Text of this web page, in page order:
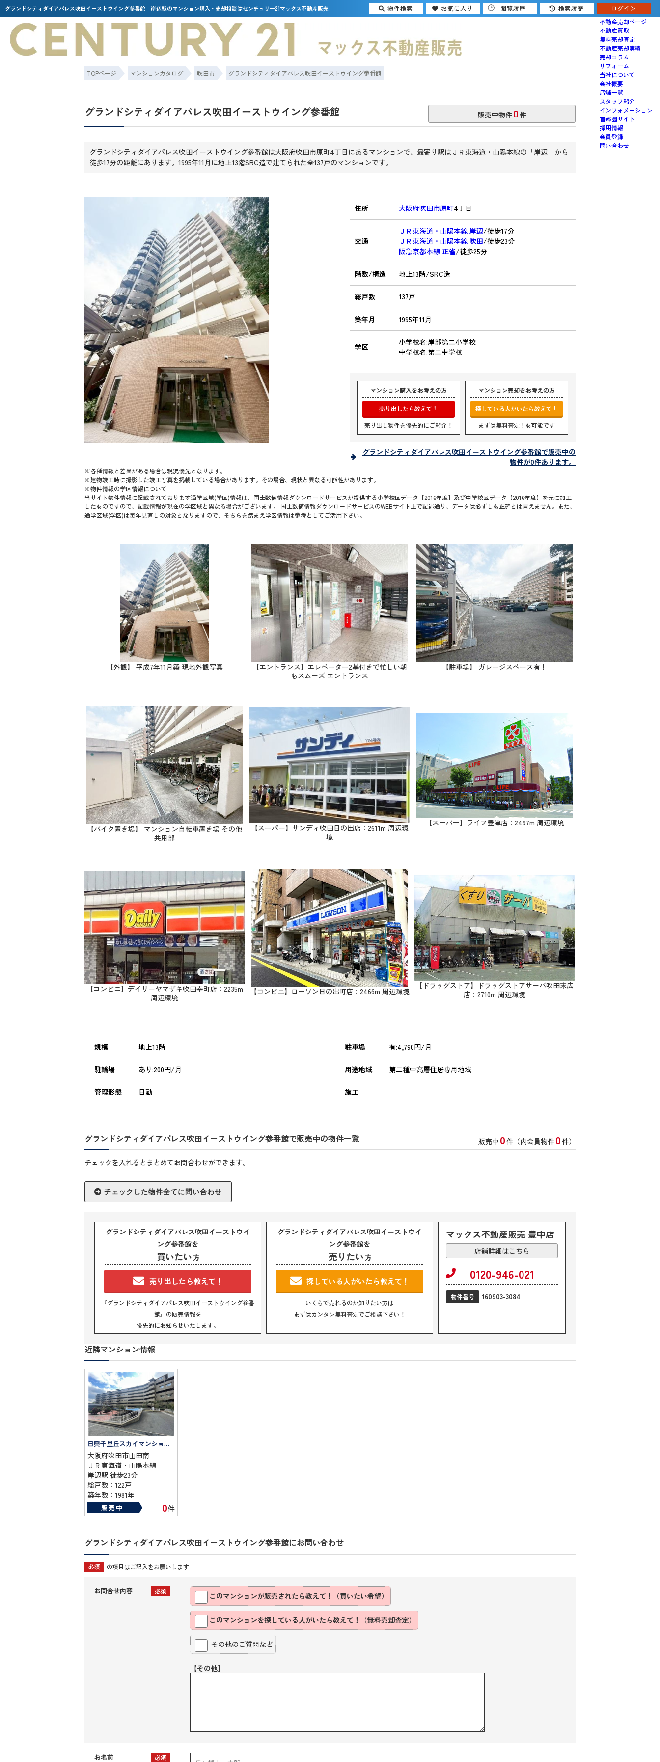
グランドシティダイアパレス吹田イーストウイング参番館｜岸辺駅のマンション購入・売却相談はセンチュリー21マックス不動産販売
売りたい
不動産売却ページ
不動産買取
無料売却査定
不動産売却実績
売却コラム
リフォーム
当社について
会社概要
店舗一覧
スタッフ紹介
インフォメーション
首都圏サイト
採用情報
会員登録
問い合わせ
TOPページ マンションカタログ 吹田市 グランドシティダイアパレス吹田イーストウイング参番館
グランドシティダイアパレス吹田イーストウイング参番館 販売中物件0件
グランドシティダイアパレス吹田イーストウイング参番館は大阪府吹田市原町4丁目にあるマンションで、最寄り駅はＪＲ東海道・山陽本線の「岸辺」から
徒歩17分の距離にあります。1995年11月に地上13階SRC造で建てられた全137戸のマンションです。
住所 大阪府吹田市原町4丁目
交通
ＪＲ東海道・山陽本線 岸辺/徒歩17分
ＪＲ東海道・山陽本線 吹田/徒歩23分
阪急京都本線 正雀/徒歩25分
階数/構造 地上13階/SRC造
総戸数 137戸
築年月 1995年11月
学区
小学校名:岸部第二小学校
中学校名:第二中学校
マンション購入をお考えの方
売り出したら教えて！
売り出し物件を優先的にご紹介！
マンション売却をお考えの方
探している人がいたら教えて！
まずは無料査定！も可能です
グランドシティダイアパレス吹田イーストウイング参番館で販売中の
物件が0件あります。
※各種情報と差異がある場合は現況優先となります。
※建物竣工時に撮影した竣工写真を掲載している場合があります。その場合、現状と異なる可能性があります。
※物件情報の学区情報について
当サイト物件情報に記載されております通学区域(学区)情報は、国土数値情報ダウンロードサービスが提供する小学校区データ【2016年度】及び中学校区データ【2016年度】を元に加工
したものですので、記載情報が現在の学区域と異なる場合がございます。 国土数値情報ダウンロードサービスのWEBサイト上で記述通り、データは必ずしも正確とは言えません。また、
通学区域(学区)は毎年見直しの対象となりますので、そちらを踏まえ学区情報は参考としてご活用下さい。
【外観】 平成7年11月築 現地外観写真
【エントランス】エレベーター2基付きで忙しい朝
もスムーズ エントランス
【駐車場】 ガレージスペース有！
【バイク置き場】 マンション自転車置き場 その他
共用部
【スーパー】サンディ吹田日の出店：2611m 周辺環
境
【スーパー】ライフ豊津店：2497m 周辺環境
【コンビニ】デイリーヤマザキ吹田幸町店：2235m
周辺環境
【コンビニ】ローソン日の出町店：2466m 周辺環境
【ドラッグストア】ドラッグストアサーバ吹田末広
店：2710m 周辺環境
規模 地上13階
駐輪場 あり:200円/月
管理形態 日勤
駐車場 有:4,790円/月
用途地域 第二種中高層住居専用地域
施工
グランドシティダイアパレス吹田イーストウイング参番館で販売中の物件一覧 販売中 0件（内会員物件0件）
チェックを入れるとまとめてお問合わせができます。
グランドシティダイアパレス吹田イーストウイ
ング参番館を
買いたい方
売り出したら教えて！
『グランドシティダイアパレス吹田イーストウイング参番
館』の販売情報を
優先的にお知らせいたします。
グランドシティダイアパレス吹田イーストウイ
ング参番館を
売りたい方
探している人がいたら教えて！
いくらで売れるのか知りたい方は
まずはカンタン無料査定でご相談下さい！
マックス不動産販売 豊中店
店舗詳細はこちら
0120-946-021
物件番号 160903-3084
近隣マンション情報
日興千里丘スカイマンションＡ棟
大阪府吹田市山田南
ＪＲ東海道・山陽本線
岸辺駅 徒歩23分
総戸数：122戸
築年数：1981年
販売中 0件
グランドシティダイアパレス吹田イーストウイング参番館にお問い合わせ
必須 の項目はご記入をお願いします
お問合せ内容 必須 このマンションが販売されたら教えて！（買いたい希望）
このマンションを探している人がいたら教えて！（無料売却査定）
その他のご質問など
【その他】
お名前 必須
物件検索 お気に入り 閲覧履歴 検索履歴 ログイン